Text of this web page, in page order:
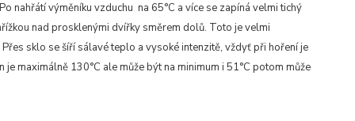
nahřátí výměníku vzduchu na 65°C a více se zapíná velmi tichý
nad prosklenými dvířky směrem dolů. Toto je velmi
sklo se šíří sálavé teplo a vysoké intenzitě, vždyť při hoření je
maximálně 130°C ale může být na minimum i 51°C potom může